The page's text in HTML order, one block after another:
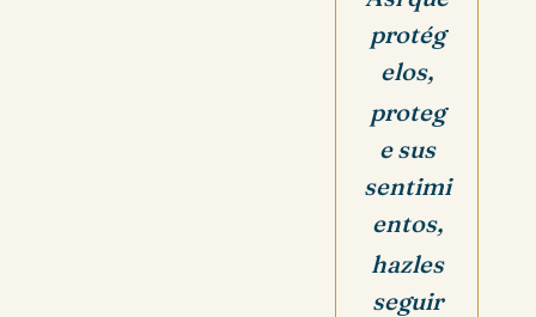
protég
elos,
proteg
e sus
sentimi
entos,
hazles
seguir